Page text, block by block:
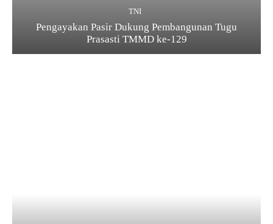
TNI
Pengayakan Pasir Dukung Pembangunan Tugu
Prasasti TMMD ke-129